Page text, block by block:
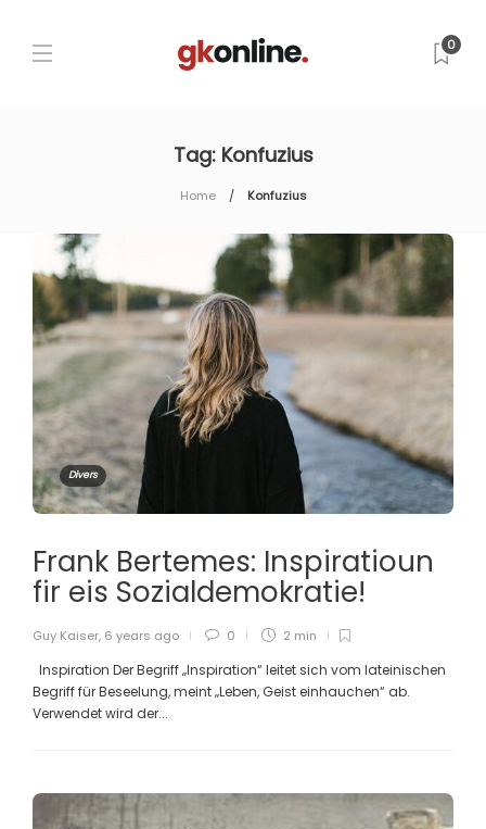
0
Tag: Konfuzius
Home Konfuzius
Divers
Frank Bertemes: Inspiratioun
fir eis Sozialdemokratie!
Guy Kaiser, 6 years ago 0 2 min
Inspiration Der Begriff „Inspiration“ leitet sich vom lateinischen
Begriff für Beseelung, meint „Leben, Geist einhauchen“ ab.
Verwendet wird der...